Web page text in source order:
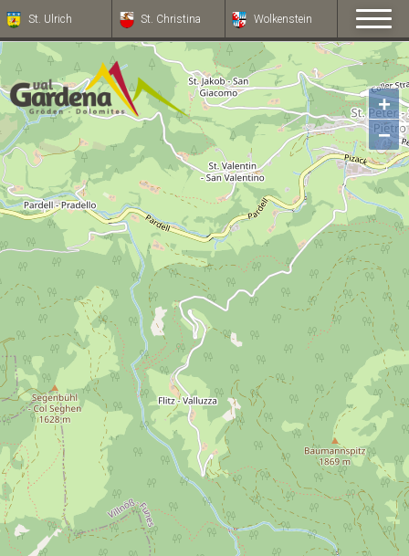
St. Ulrich St. Christina Wolkenstein
+
−